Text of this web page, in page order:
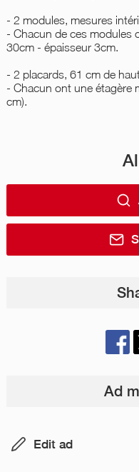
- 2 modules, mesures
- Chacun de ces modules
30cm - épaisseur 3cm.
- 2 placards, 61 cm de
- Chacun ont une étagère
cm).
Ad
Edit ad